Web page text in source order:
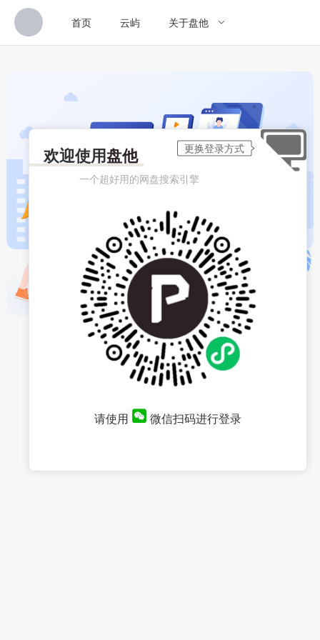
首页 云屿 关于盘他
欢迎使用盘他
一个超好用的网盘搜索引擎
请使用 微信扫码进行登录